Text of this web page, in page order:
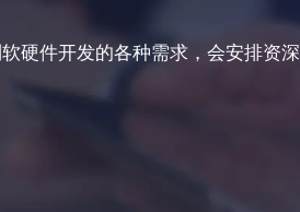
硬件开发的各种需求，会安排资深